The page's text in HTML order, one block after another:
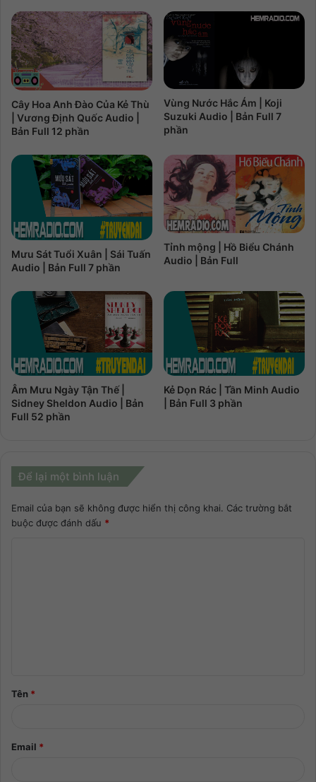
Cây Hoa Anh Đào Của Kẻ Thù
| Vương Định Quốc Audio |
Bản Full 12 phần
Vùng Nước Hắc Ám | Koji
Suzuki Audio | Bản Full 7
phần
Mưu Sát Tuổi Xuân | Sái Tuấn
Audio | Bản Full 7 phần
Tỉnh mộng | Hồ Biểu Chánh
Audio | Bản Full
Âm Mưu Ngày Tận Thế |
Sidney Sheldon Audio | Bản
Full 52 phần
Kẻ Dọn Rác | Tần Minh Audio
| Bản Full 3 phần
Để lại một bình luận
Email của bạn sẽ không được hiển thị công khai. Các trường bắt
buộc được đánh dấu *
Tên *
Email *